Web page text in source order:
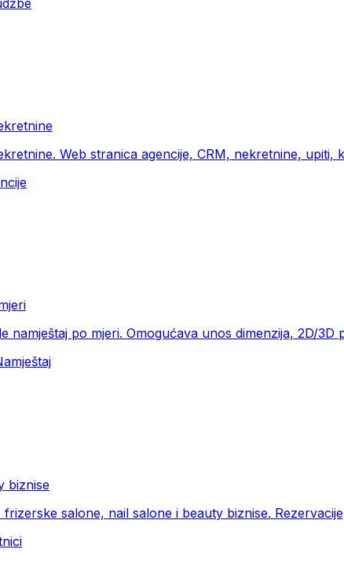
Web stranica agencije, CRM, nekretnine, upiti,
namještaj po mjeri. Omogućava unos dimenzija, 2D/
biznise
salone, nail salone i beauty biznise.